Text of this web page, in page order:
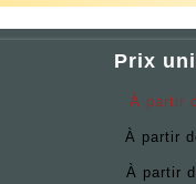
Prix
À partir
À partir
À partir